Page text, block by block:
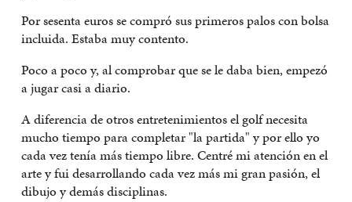
Por sesenta euros se compró sus primeros palos con bolsa
incluida. Estaba muy contento.
Poco a poco y, al comprobar que se le daba bien, empezó
a jugar casi a diario.
A diferencia de otros entre­tenimientos el golf necesita
mucho tiempo para completar "la partida" y por ello yo
cada vez tenía más tiempo libre. Centré mi atención en el
arte y fui desarrollando cada vez más mi gran pasión, el
dibujo y demás disciplinas.